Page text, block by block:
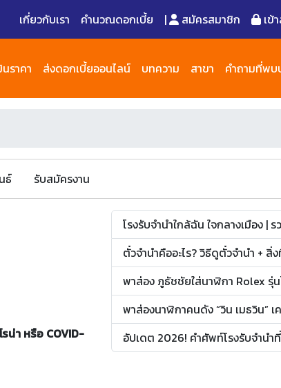
เกี่ยวกับเรา คำนวณดอกเบี้ย | สมัครสมาชิก เข้
นราคา ส่งดอกเบี้ยออนไลน์ บทความ สาขา คำถามที่พบ
ธ์ รับสมัครงาน
น่า หรือ COVID-
โรงรับจำนำใกล้ฉัน ใจกลางเมือง | ร
ตั๋วจำนำคืออะไร? วิธีดูตั๋วจำนำ + สิ่ง
พาส่อง ภูธัชชัยใส่นาฬิกา Rolex รุ่น
พาส่องนาฬิกาคนดัง “วิน เมธวิน” เ
อัปเดต 2026! คำศัพท์โรงรับจำนำ